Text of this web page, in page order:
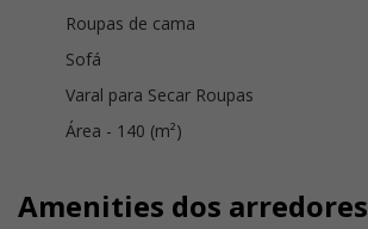
Roupas de cama
Sofá
Varal para Secar Roupas
Área - 140 (m²)
Amenities dos arredores